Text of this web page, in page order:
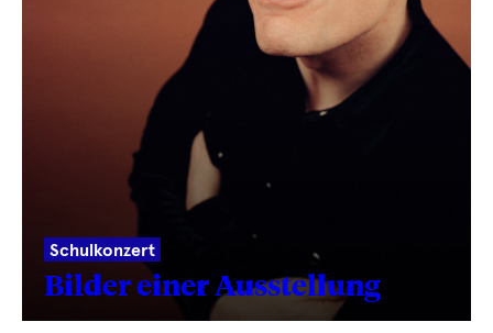
Schulkonzert
Bilder einer Ausstellung